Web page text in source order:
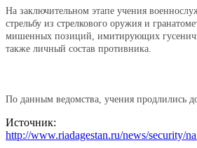
На заключительном этапе учения
стрельбу из стрелкового оружия и
мишенных позиций, имитирующих
также личный состав противника.
По данным ведомства, учения продлились до
Источник:
http://www.riadagestan.ru/news/security/